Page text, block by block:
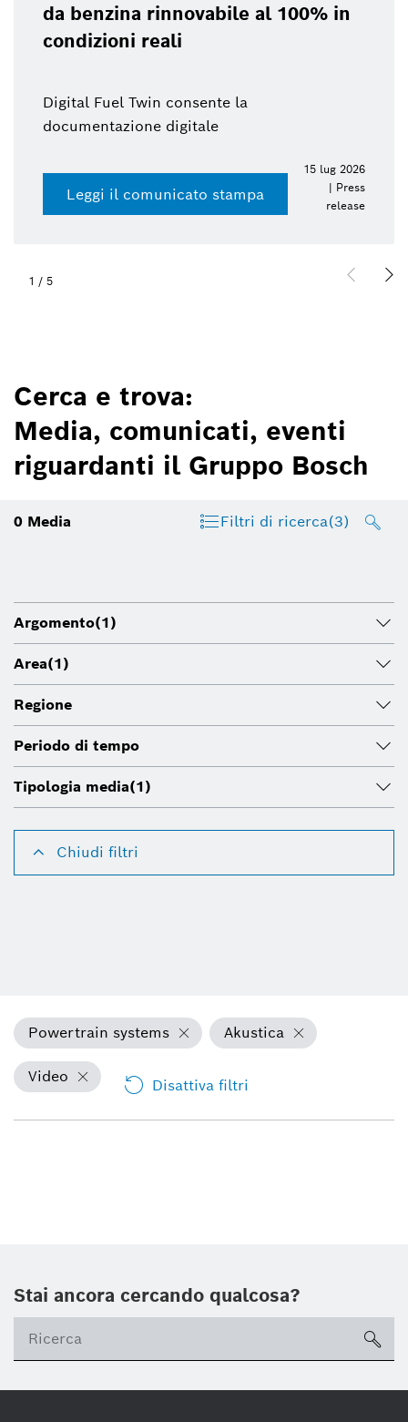
da benzina rinnovabile al 100% in
condizioni reali
Digital Fuel Twin consente la
documentazione digitale
Leggi il comunicato stampa
15 lug 2026
| Press
release
1 / 5
Cerca e trova:
Media, comunicati, eventi
riguardanti il Gruppo Bosch
0 Media Filtri di ricerca(3)
Argomento(1)
Area(1)
Regione
Periodo di tempo
Tipologia media(1)
Chiudi filtri
Powertrain systems Akustica
Video Disattiva filtri
Stai ancora cercando qualcosa?